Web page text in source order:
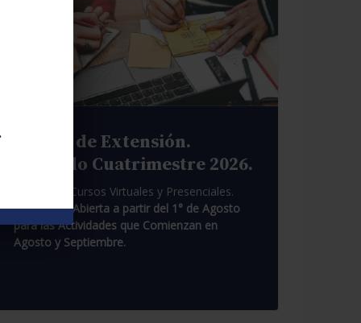
Cursos de Extensión.
Segundo Cuatrimestre 2026.
Pasantías. Cursos Virtuales y Presenciales.
Inscripción Abierta a partir del 1° de Agosto
para las Actividades que Comienzan en
Agosto y Septiembre.